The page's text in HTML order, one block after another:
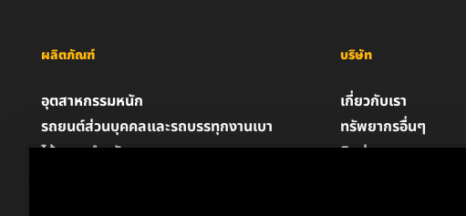
ผลิตภัณฑ์
อุตสาหกรรมหนัก
รถยนต์ส่วนบุคคลและรถบรรทุกงานเบา
ไส้กรองสำหรับอุตสาหกรรม
บริษัท
เกี่ยวกับเรา
ทรัพยากรอื่นๆ
ติดต่อเรา